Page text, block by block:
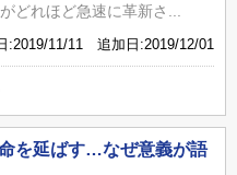
どれほど急速に革新さ...
:2019/11/11 追加日:2019/12/01
を延ばす…なぜ意義が語